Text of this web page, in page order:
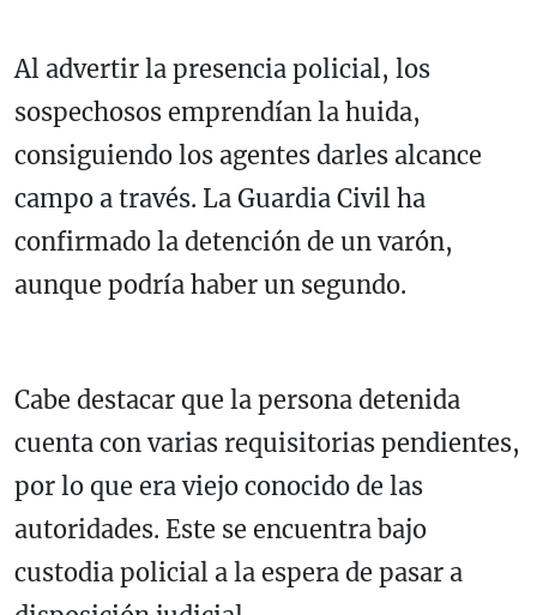
Al advertir la presencia policial, los
sospechosos emprendían la huida,
consiguiendo los agentes darles alcance
campo a través. La Guardia Civil ha
confirmado la detención de un varón,
aunque podría haber un segundo.
Cabe destacar que la persona detenida
cuenta con varias requisitorias pendientes,
por lo que era viejo conocido de las
autoridades. Este se encuentra bajo
custodia policial a la espera de pasar a